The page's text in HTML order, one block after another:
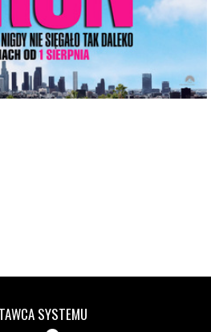
Neesonem w kinach od 1 sierpnia 2025 roku.
zestaw umiejętności… aby dowodzić policyjną
Drebin Jr. podąża śladami ojca w
SYSTEMU